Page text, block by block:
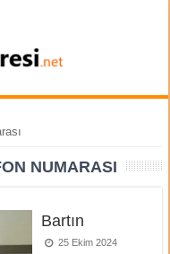
NUMARASI
Bartın
25 Ekim 2024